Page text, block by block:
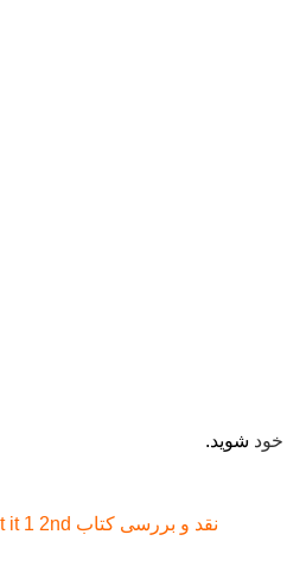
شوید.
نقد و بررسی کتاب Got it 1 2nd در کتاب لند